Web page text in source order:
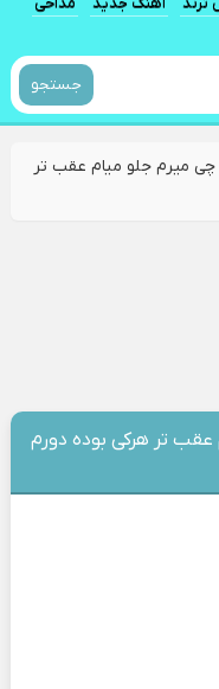
جستجو
چی میرم جلو میام عقب تر
تر هرکی بوده دورم